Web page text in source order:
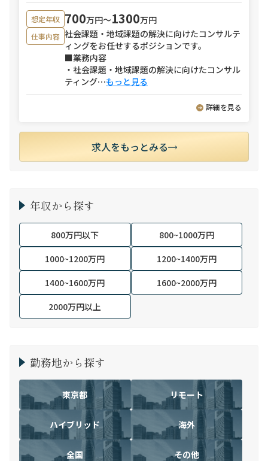
想定年収 700万円〜1300万円
仕事内容 社会課題・地域課題の解決に向けたコンサルテ
ィングをお任せするポジションです。
■業務内容
・社会課題・地域課題の解決に向けたコンサル
ティング⋯もっと見る
詳細を見る
求人をもっとみる
年収から探す
800万円以下
800~1000万円
1000~1200万円
1200~1400万円
1400~1600万円
1600~2000万円
2000万円以上
勤務地から探す
東京都 リモート
ハイブリッド 海外
全国 その他